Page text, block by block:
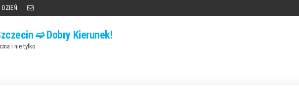
➫ Dobry Kierunek!
i nie tylko